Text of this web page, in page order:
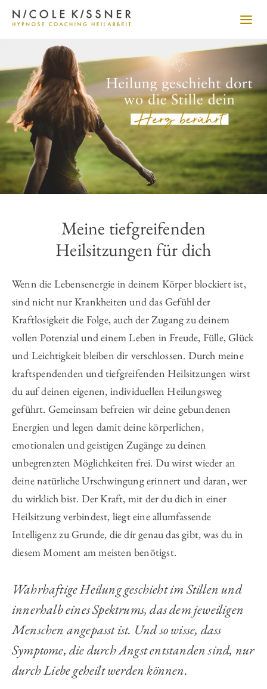
Meine tiefgreifenden
Heilsitzungen für dich
Wenn die Lebensenergie in deinem Körper blockiert ist,
sind nicht nur Krankheiten und das Gefühl der
Kraftlosigkeit die Folge, auch der Zugang zu deinem
vollen Potenzial und einem Leben in Freude, Fülle, Glück
und Leichtigkeit bleiben dir verschlossen. Durch meine
kraftspendenden und tiefgreifenden Heilsitzungen wirst
du auf deinen eigenen, individuellen Heilungsweg
geführt. Gemeinsam befreien wir deine gebundenen
Energien und legen damit deine körperlichen,
emotionalen und geistigen Zugänge zu deinen
unbegrenzten Möglichkeiten frei. Du wirst wieder an
deine natürliche Urschwingung erinnert und daran, wer
du wirklich bist. Der Kraft, mit der du dich in einer
Heilsitzung verbindest, liegt eine allumfassende
Intelligenz zu Grunde, die dir genau das gibt, was du in
diesem Moment am meisten benötigst.
Wahrhaftige Heilung geschieht im Stillen und
innerhalb eines Spektrums, das dem jeweiligen
Menschen angepasst ist. Und so wisse, dass
Symptome, die durch Angst entstanden sind, nur
durch Liebe geheilt werden können.